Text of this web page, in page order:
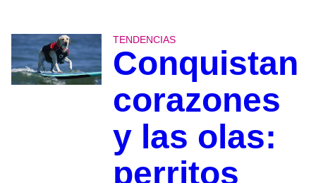
TENDENCIAS
Conquistan
corazones
y las olas:
perritos